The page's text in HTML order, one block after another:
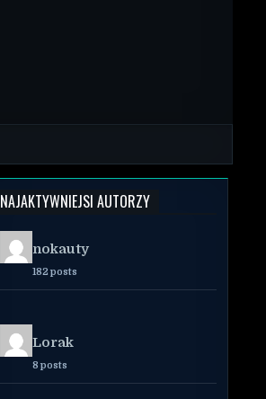
NAJAKTYWNIEJSI AUTORZY
nokauty
182 posts
Lorak
8 posts